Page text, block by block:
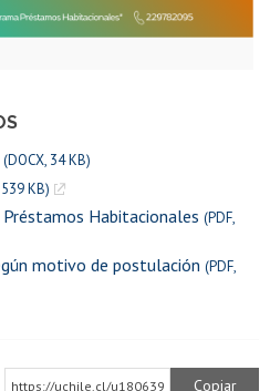
(DOCX, 34 KB)
KB)
Habitacionales (PDF,
motivo de postulación (PDF,
https://uchile.cl/u180639 Copiar